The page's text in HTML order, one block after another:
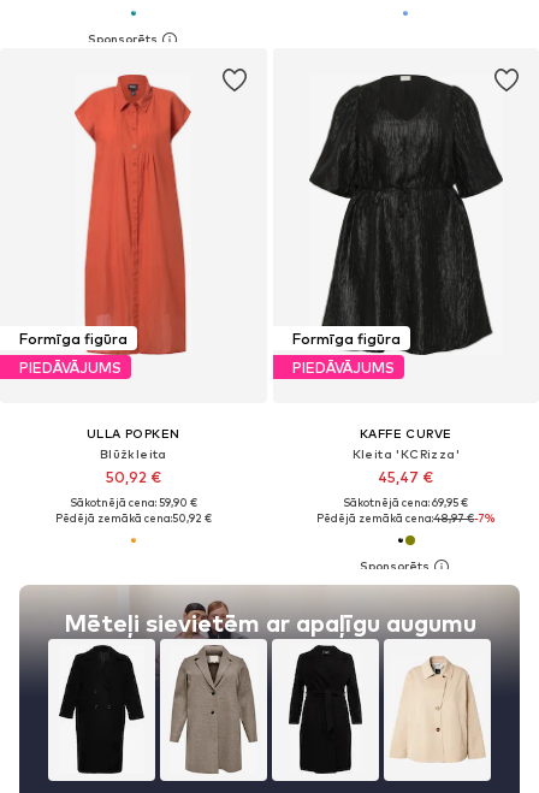
Formīga figūra
PIEDĀVĀJUMS
ULLA POPKEN
Blūžkleita
50,92 €
Sākotnējā cena: 59,90 €
Pēdējā zemākā cena:50,92 €
Mēteļi sievietēm ar apaļīgu augumu
Formīga figūra
PIEDĀVĀJUMS
KAFFE CURVE
Kleita 'KCRizza'
45,47 €
Sākotnējā cena: 69,95 €
Pēdējā zemākā cena:48,97 €-7%